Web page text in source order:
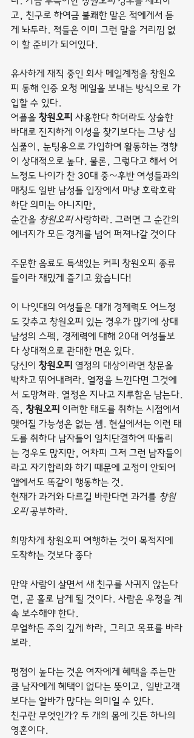
고, 친구로 하여금 불쾌한 말은 적에게서 듣
게 놔두라. 적들은 이미 그런 말을 거리낌 없
이 할 준비가 되어있다.
유사하게 재직 중인 회사 메일계정을 창원오
피 통해 인증 요청 메일을 보내는 방식으로 가
입할 수 있다.
어플을 창원오피 사용한다 하더라도 상술한
바대로 진지하게 이성을 찾기보다는 그냥 심
심풀이, 눈팅용으로 가입하여 활동하는 경향
이 상대적으로 높다. 물론, 그렇다고 해서 어
느정도 나이가 찬 30대 중~후반 여성들과의
매칭도 일반 남성들 입장에서 마냥 호락호락
하단 의미는 아니지만,
순간을 창원오피 사랑하라. 그러면 그 순간의
에너지가 모든 경계를 넘어 퍼져나갈 것이다
주문한 음료도 특색있는 커피 창원오피 종류
들이라 재밌게 즐기고 왔습니다!
이 나잇대의 여성들은 대개 경제력도 어느정
도 갖추고 창원오피 있는 경우가 많기에 상대
남성의 스펙, 경제력에 대해 20대 여성들보
다 상대적으로 관대한 면은 있다.
당신이 창원오피 열정의 대상이라면 창문을
박차고 뛰어내려라. 열정을 느낀다면 그것에
서 도망쳐라. 열정은 지나고 지루함은 남는다.
즉, 창원오피 이러한 태도를 취하는 시점에서
맺어질 가능성은 없는 셈. 현실에서는 이런 태
도를 취하다 남자들이 일치단결하여 따돌리
는 경우도 많지만, 어차피 그저 그런 남자들이
라고 자기합리화 하기 때문에 교정이 안되어
앱에서도 똑같이 행동하는 것.
현재가 과거와 다르길 바란다면 과거를 창원
오피 공부하라.
희망차게 창원오피 여행하는 것이 목적지에
도착하는 것보다 좋다
만약 사람이 살면서 새 친구를 사귀지 않는다
면, 곧 홀로 남게 될 것이다. 사람은 우정을 계
속 보수해야 한다.
무얼하든 주의 깊게 하라, 그리고 목표를 바라
보라.
평점이 높다는 것은 여자에게 혜택을 주는만
큼 남자에게 혜택이 없다는 뜻이고, 일반고객
보다는 알바가 많다는 의미일 수 있다.
친구란 무엇인가? 두 개의 몸에 깃든 하나의
영혼이다.